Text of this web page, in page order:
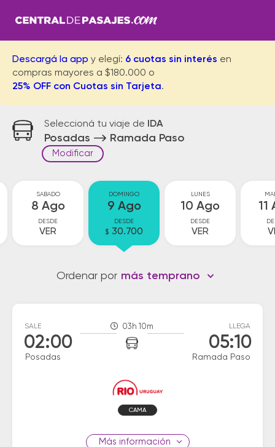
Descargá la app y elegí: 6 cuotas sin interés en
compras mayores a $180.000 o
25% OFF con Cuotas sin Tarjeta.
Seleccioná tu viaje de IDA
Posadas Ramada Paso
Modificar
SABADO
8 Ago
DESDE
VER
DOMINGO
9 Ago
DESDE
$ 30.700
LUNES
10 Ago
DESDE
VER
11
Ordenar por más temprano
SALE
02:00
Posadas
03h 10m LLEGA
05:10
Ramada Paso
CAMA
información